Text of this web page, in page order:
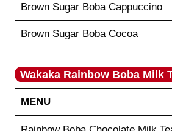
Brown Sugar Boba Cappuccino
Brown Sugar Boba Cocoa
Wakaka Rainbow Boba Milk
MENU